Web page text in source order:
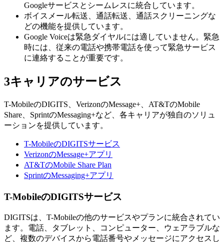
Googleサービスとシームレスに統合しています。
ボイスメール転送、通話転送、通話スクリーニングな
どの機能を提供しています。
Google Voiceは緊急ダイヤルには適していません。緊急
時には、従来の電話や携帯電話を使って緊急サービス
に連絡することが重要です。
3キャリアのサービス
T-MobileのDIGITS、VerizonのMessage+、AT&TのMobile
Share、SprintのMessaging+など、各キャリアが独自のソリュ
ーションを提供しています。
T-MobileのDIGITSサービス
VerizonのMessage+アプリ
AT&TのMobile Share Plan
SprintのMessaging+アプリ
T-MobileのDIGITSサービス
DIGITSは、T-Mobileの他のサービスやプランに統合されてい
ます。電話、タブレット、コンピューター、ウェアラブルな
ど、複数のデバイスから電話番号やメッセージにアクセスし